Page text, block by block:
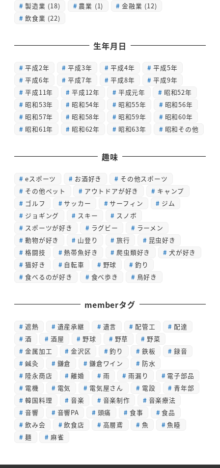
製造業 (18) 農業 (1) 金融業 (12)
飲食業 (22)
生年月日
平成2年 平成3年 平成4年
平成5年
平成6年
平成7年 平成8年
平成9年
平成11年
平成12年 平成元年
昭和52年
昭和53年
昭和54年 昭和55年
昭和56年
昭和57年
昭和58年 昭和59年
昭和60年
昭和61年
昭和62年 昭和63年 昭和その他
趣味
eスポーツ お酒好き
その他スポーツ
その他ペット
アウトドアが好き
キャンプ
ゴルフ
サッカー サーフィン
ジム
ジョギング
スキー
スノボ
スポーツが好き
ラグビー
ラーメン
動物が好き
山登り 旅行
昆虫好き
格闘技
熱帯魚好き 爬虫類好き
犬が好き
猫好き
自転車 野球
釣り
食べるのが好き
食べ歩き 鳥好き
memberタグ
遮熱 遺産承継 遺言 配管工
配達
酒
酒屋 野球 野草
野菜
金属加工
金沢区 釣り 鉄板
録音
鍼灸
鎌倉 鎌倉ワイン
防水
陸永商店
離婚 雨 雨漏り
電子部品
電機
電気 電気屋さん 電設
青年部
韓国料理
音楽 音楽制作
音楽療法
音響
音響PA 頭痛 食事
食品
飲み会
飲食店 高層鳶 魚
魚睦
麺
麻雀